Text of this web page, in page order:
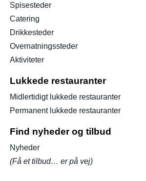
Spisesteder
Catering
Drikkesteder
Overnatningssteder
Aktiviteter
Lukkede restauranter
Midlertidigt lukkede restauranter
Permanent lukkede restauranter
Find nyheder og tilbud
Nyheder
(Få et tilbud… er på vej)